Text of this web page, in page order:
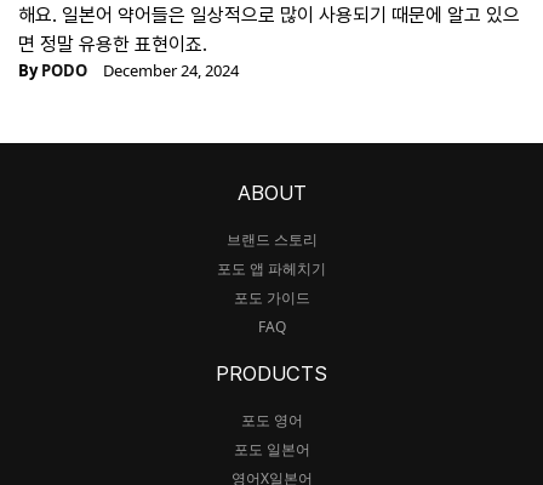
해요. 일본어 약어들은 일상적으로 많이 사용되기 때문에 알고 있으
면 정말 유용한 표현이죠.
ByPODO December 24, 2024
ABOUT
브랜드 스토리
포도 앱 파헤치기
포도 가이드
FAQ
PRODUCTS
포도 영어
포도 일본어
영어X일본어